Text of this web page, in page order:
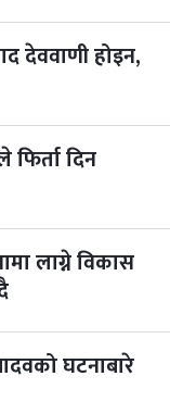
देववाणी होइन,
दिन
लाग्ने विकास
घटनाबारे